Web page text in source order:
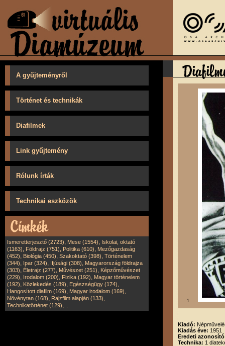
A gyűjteményről
Történet és technikák
Diafilmek
Link gyűjtemény
Rólunk írták
Technikai eszközök
Ismeretterjesztő (2723), Mese (1554), Iskolai, oktató
(1163), Földrajz (751), Politika (610), Mezőgazdaság
(452), Biológia (450), Szakoktató (398), Történelem
(344), Ipar (324), Ifjúsági (308), Magyarország földrajza
(303), Életrajz (277), Művészet (251), Képzőművészet
(229), Irodalom (200), Fizika (192), Magyar történelem
(192), Közlekedés (189), Egészségügy (174),
Hangosított diafilm (169), Magyar irodalom (169),
Növénytan (168), Rajzfilm alapján (133),
Technikatörténet (129),
1
Kiadó:
Kiadás éve: 1951
Eredeti
Technika: 1